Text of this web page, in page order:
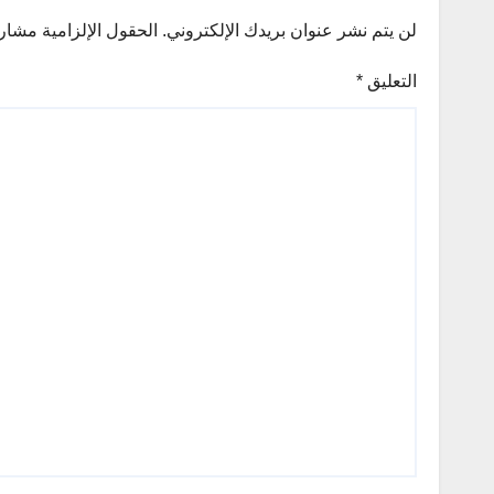
لن يتم نشر عنوان بريدك الإلكتروني. الحقول الإلزامية مشار
التعليق *